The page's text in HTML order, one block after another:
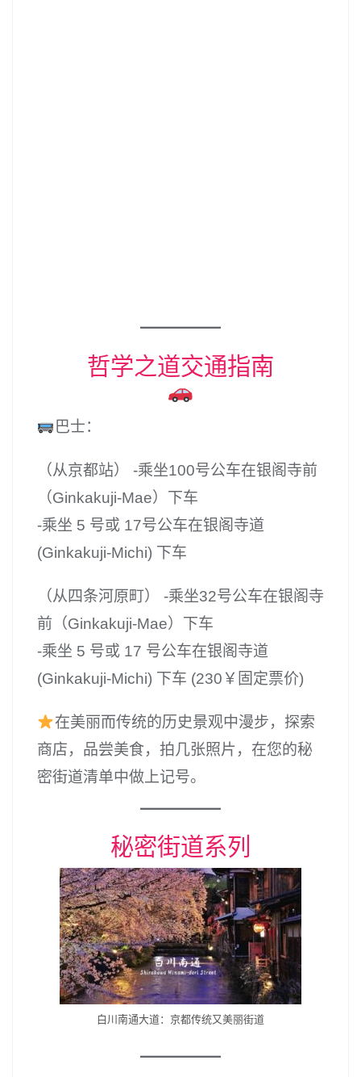
哲学之道交通指南
巴士：
（从京都站） -乘坐100号公车在银阁寺前
（Ginkakuji-Mae）下车
-乘坐 5 号或 17号公车在银阁寺道
(Ginkakuji-Michi) 下车
（从四条河原町） -乘坐32号公车在银阁寺
前（Ginkakuji-Mae）下车
-乘坐 5 号或 17 号公车在银阁寺道
(Ginkakuji-Michi) 下车 (230￥固定票价)
在美丽而传统的历史景观中漫步，探索
商店，品尝美食，拍几张照片，在您的秘
密街道清单中做上记号。
秘密街道系列
白川南通大道：京都传统又美丽街道